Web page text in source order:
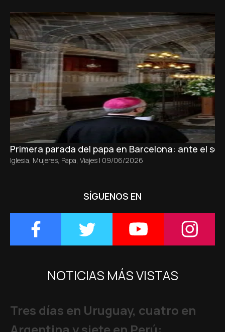
Primera parada del papa en Barcelona: ante el
Iglesia, Mujeres, Papa, Viajes | 09/06/2026
SÍGUENOS EN
NOTICIAS MÁS VISTAS
Tres días en Uruguay, cuatro en